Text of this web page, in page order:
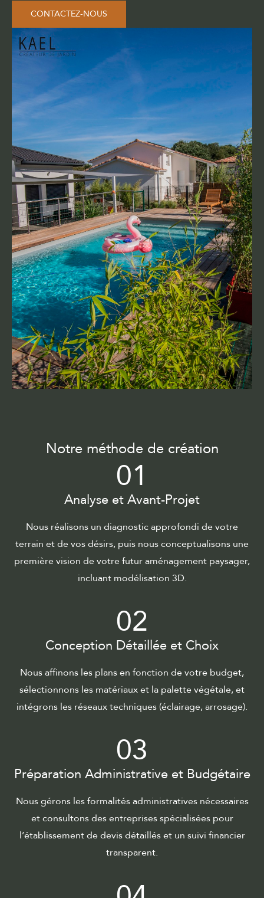
CONTACTEZ-NOUS
Notre méthode de création
01
Analyse et Avant-Projet
Nous réalisons un diagnostic approfondi de votre
terrain et de vos désirs, puis nous conceptualisons une
première vision de votre futur aménagement paysager,
incluant modélisation 3D.
02
Conception Détaillée et Choix
Nous affinons les plans en fonction de votre budget,
sélectionnons les matériaux et la palette végétale, et
intégrons les réseaux techniques (éclairage, arrosage).
03
Préparation Administrative et Budgétaire
Nous gérons les formalités administratives nécessaires
et consultons des entreprises spécialisées pour
l’établissement de devis détaillés et un suivi financier
transparent.